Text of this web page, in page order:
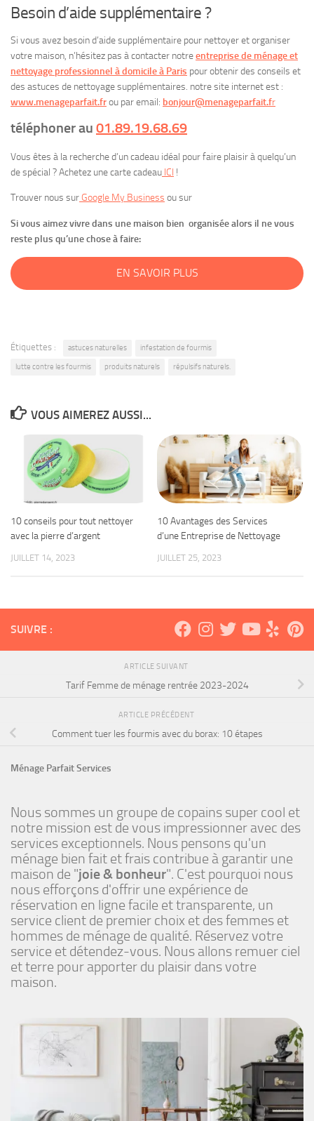
Besoin d’aide supplémentaire ?
Si vous avez besoin d’aide supplémentaire pour nettoyer et organiser
votre maison, n’hésitez pas à contacter notreentreprise de ménage et
nettoyage professionnel à domicile à Paris pour obtenir des conseils et
des astuces de nettoyage supplémentaires. notre site internet est :
www.menageparfait.frou par email: bonjour@menageparfait.fr
téléphoner au 01.89.19.68.69
Vous êtes à la recherche d’un cadeau idéal pour faire plaisir à quelqu’un
de spécial ? Achetez une carte cadeau ICI !
Trouver nous sur Google My Business ou sur
Si vous aimez vivre dans une maison bien organisée alors il ne vous
reste plus qu’une chose à faire:
EN SAVOIR PLUS
Étiquettes : astuces naturelles infestation de fourmis
lutte contre les fourmis produits naturels répulsifs naturels.
VOUS AIMEREZ AUSSI...
10 conseils pour tout nettoyer
avec la pierre d’argent
JUILLET 14, 2023
10 Avantages des Services
d’une Entreprise de Nettoyage
JUILLET 25, 2023
SUIVRE :
ARTICLE SUIVANT
Tarif Femme de ménage rentrée 2023-2024
ARTICLE PRÉCÉDENT
Comment tuer les fourmis avec du borax: 10 étapes
Ménage Parfait Services
Nous sommes un groupe de copains super cool et
notre mission est de vous impressionner avec des
services exceptionnels. Nous pensons qu'un
ménage bien fait et frais contribue à garantir une
maison de "joie & bonheur". C'est pourquoi nous
nous efforçons d'offrir une expérience de
réservation en ligne facile et transparente, un
service client de premier choix et des femmes et
hommes de ménage de qualité. Réservez votre
service et détendez-vous. Nous allons remuer ciel
et terre pour apporter du plaisir dans votre
maison.